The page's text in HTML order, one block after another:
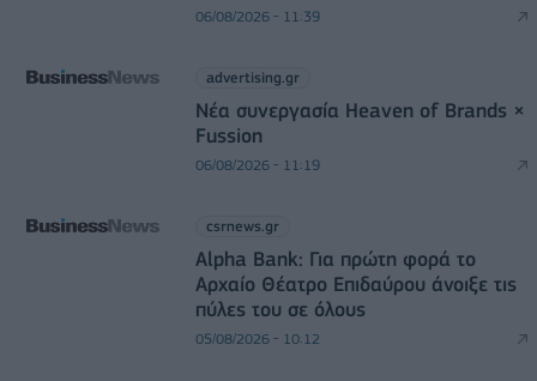
06/08/2026 - 11:39
advertising.gr
Νέα συνεργασία Heaven of Brands ×
Fussion
06/08/2026 - 11:19
csrnews.gr
Alpha Bank: Για πρώτη φορά το
Αρχαίο Θέατρο Επιδαύρου άνοιξε τις
πύλες του σε όλους
05/08/2026 - 10:12